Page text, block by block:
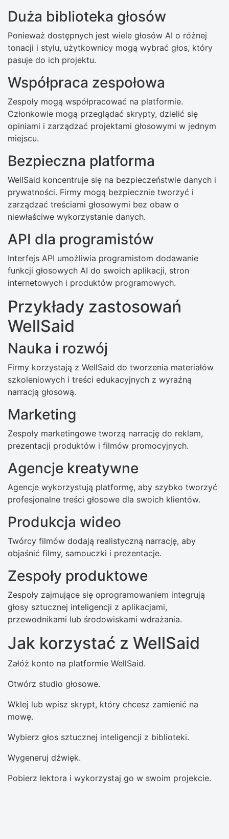
Duża biblioteka głosów
Ponieważ dostępnych jest wiele głosów AI o różnej
tonacji i stylu, użytkownicy mogą wybrać głos, który
pasuje do ich projektu.
Współpraca zespołowa
Zespoły mogą współpracować na platformie.
Członkowie mogą przeglądać skrypty, dzielić się
opiniami i zarządzać projektami głosowymi w jednym
miejscu.
Bezpieczna platforma
WellSaid koncentruje się na bezpieczeństwie danych i
prywatności. Firmy mogą bezpiecznie tworzyć i
zarządzać treściami głosowymi bez obaw o
niewłaściwe wykorzystanie danych.
API dla programistów
Interfejs API umożliwia programistom dodawanie
funkcji głosowych AI do swoich aplikacji, stron
internetowych i produktów programowych.
Przykłady zastosowań
WellSaid
Nauka i rozwój
Firmy korzystają z WellSaid do tworzenia materiałów
szkoleniowych i treści edukacyjnych z wyraźną
narracją głosową.
Marketing
Zespoły marketingowe tworzą narrację do reklam,
prezentacji produktów i filmów promocyjnych.
Agencje kreatywne
Agencje wykorzystują platformę, aby szybko tworzyć
profesjonalne treści głosowe dla swoich klientów.
Produkcja wideo
Twórcy filmów dodają realistyczną narrację, aby
objaśnić filmy, samouczki i prezentacje.
Zespoły produktowe
Zespoły zajmujące się oprogramowaniem integrują
głosy sztucznej inteligencji z aplikacjami,
przewodnikami lub środowiskami wdrażania.
Jak korzystać z WellSaid
Załóż konto na platformie WellSaid.
Otwórz studio głosowe.
Wklej lub wpisz skrypt, który chcesz zamienić na
mowę.
Wybierz głos sztucznej inteligencji z biblioteki.
Wygeneruj dźwięk.
Pobierz lektora i wykorzystaj go w swoim projekcie.